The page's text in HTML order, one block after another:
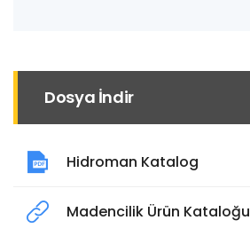
Dosya İndir
Hidroman Katalog
Madencilik Ürün Kataloğu